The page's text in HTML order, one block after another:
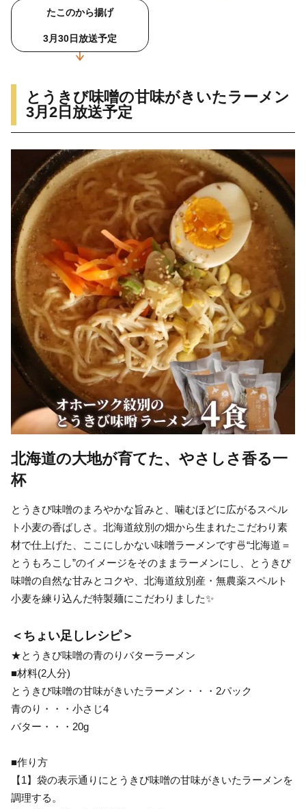
たこのから揚げ
3月30日放送予定
とうきび味噌の甘味がきいたラーメン
3月2日放送予定
北海道の大地が育てた、やさしさ香る一
杯
とうきび味噌のまろやかな旨みと、噛むほどに広がるスペル
ト小麦の香ばしさ。北海道紋別の畑から生まれたこだわり素
材で仕上げた、ここにしかない味噌ラーメンです🍜“北海道＝
とうもろこし”のイメージをそのままラーメンにし、とうきび
味噌の自然な甘みとコクや、北海道紋別産・無農薬スペルト
小麦を練り込んだ特製麺にこだわりました✨
＜ちょい足しレシピ＞
★とうきび味噌の青のりバターラーメン
■材料(2人分)
とうきび味噌の甘味がきいたラーメン・・・2パック
青のり・・・小さじ4
バター・・・20g
■作り方
【1】袋の表示通りにとうきび味噌の甘味がきいたラーメンを
調理する。